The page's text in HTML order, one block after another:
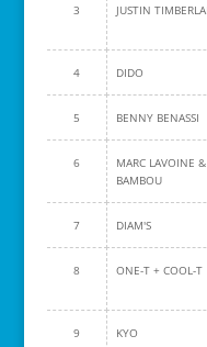
3 JUSTIN
4 DIDO
5 BENNY BENASSI
6
MARC LAVOINE &
BAMBOU
7 DIAM'S
8 ONE-T + COOL-T
9 KYO